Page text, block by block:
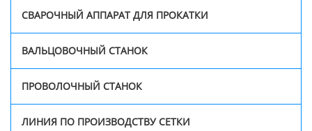
СВАРОЧНЫЙ АППАРАТ ДЛЯ ПРОКАТКИ
ВАЛЬЦОВОЧНЫЙ СТАНОК
ПРОВОЛОЧНЫЙ СТАНОК
ЛИНИЯ ПО ПРОИЗВОДСТВУ СЕТКИ